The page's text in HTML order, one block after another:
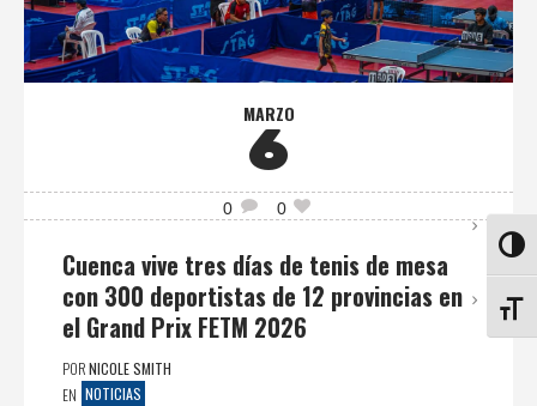
MARZO
6
0 0
Cuenca vive tres días de tenis de mesa
con 300 deportistas de 12 provincias en
el Grand Prix FETM 2026
PORNICOLE SMITH
EN NOTICIAS